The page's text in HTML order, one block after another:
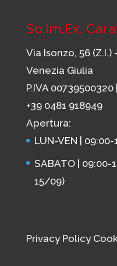
So.Im.Ex.
Via Isonzo, 56 (Z.I.)
Venezia Giulia
P.IVA 00739500320
+39 0481 918949
Apertura:
LUN-VEN |
SABATO | 09:00-
15/09)
Privacy Policy